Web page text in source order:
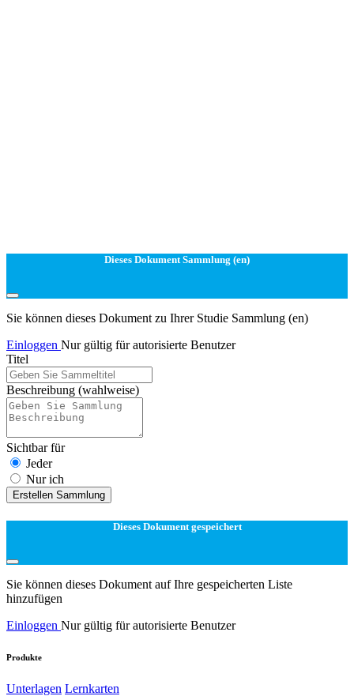
Dieses Dokument Sammlung (en)
Sie können dieses Dokument zu Ihrer Studie Sammlung (en)
Einloggen Nur gültig für autorisierte Benutzer
Titel
Beschreibung (wahlweise)
Sichtbar für
Jeder
Nur ich
Erstellen Sammlung
Dieses Dokument gespeichert
Sie können dieses Dokument auf Ihre gespeicherten Liste
hinzufügen
Einloggen Nur gültig für autorisierte Benutzer
Produkte
Unterlagen Lernkarten